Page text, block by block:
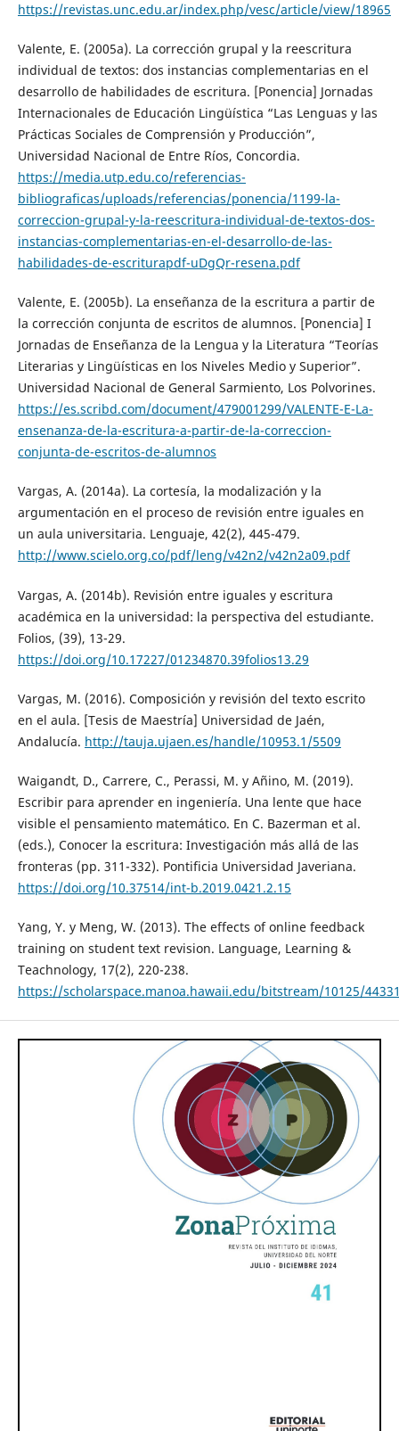
https://revistas.unc.edu.ar/index.php/vesc/article/view/18965
Valente, E. (2005a). La corrección grupal y la reescritura
individual de textos: dos instancias complementarias en el
desarrollo de habilidades de escritura. [Ponencia] Jornadas
Internacionales de Educación Lingüística “Las Lenguas y las
Prácticas Sociales de Comprensión y Producción”,
Universidad Nacional de Entre Ríos, Concordia.
https://media.utp.edu.co/referencias-
bibliograficas/uploads/referencias/ponencia/1199-la-
correccion-grupal-y-la-reescritura-individual-de-textos-dos-
instancias-complementarias-en-el-desarrollo-de-las-
habilidades-de-escriturapdf-uDgQr-resena.pdf
Valente, E. (2005b). La enseñanza de la escritura a partir de
la corrección conjunta de escritos de alumnos. [Ponencia] I
Jornadas de Enseñanza de la Lengua y la Literatura “Teorías
Literarias y Lingüísticas en los Niveles Medio y Superior”.
Universidad Nacional de General Sarmiento, Los Polvorines.
https://es.scribd.com/document/479001299/VALENTE-E-La-
ensenanza-de-la-escritura-a-partir-de-la-correccion-
conjunta-de-escritos-de-alumnos
Vargas, A. (2014a). La cortesía, la modalización y la
argumentación en el proceso de revisión entre iguales en
un aula universitaria. Lenguaje, 42(2), 445-479.
http://www.scielo.org.co/pdf/leng/v42n2/v42n2a09.pdf
Vargas, A. (2014b). Revisión entre iguales y escritura
académica en la universidad: la perspectiva del estudiante.
Folios, (39), 13-29.
https://doi.org/10.17227/01234870.39folios13.29
Vargas, M. (2016). Composición y revisión del texto escrito
en el aula. [Tesis de Maestría] Universidad de Jaén,
Andalucía. http://tauja.ujaen.es/handle/10953.1/5509
Waigandt, D., Carrere, C., Perassi, M. y Añino, M. (2019).
Escribir para aprender en ingeniería. Una lente que hace
visible el pensamiento matemático. En C. Bazerman et al.
(eds.), Conocer la escritura: Investigación más allá de las
fronteras (pp. 311-332). Pontificia Universidad Javeriana.
https://doi.org/10.37514/int-b.2019.0421.2.15
Yang, Y. y Meng, W. (2013). The effects of online feedback
training on student text revision. Language, Learning &
Teachnology, 17(2), 220-238.
https://scholarspace.manoa.hawaii.edu/bitstream/10125/